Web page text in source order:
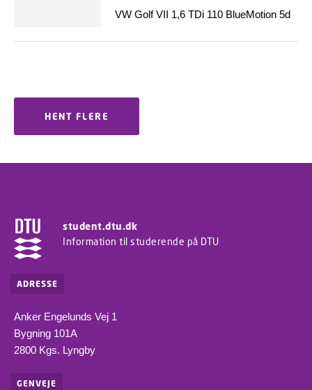
VW Golf VII 1,6 TDi 110 BlueMotion 5d
HENT FLERE
student.dtu.dk
Information til studerende på DTU
ADRESSE
Anker Engelunds Vej 1
Bygning 101A
2800 Kgs. Lyngby
GENVEJE